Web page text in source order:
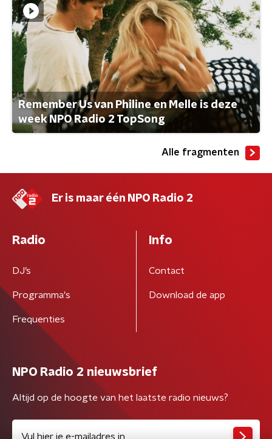
Remember Us van Philine en Melle is deze
week NPO Radio 2 TopSong
Alle fragmenten
Er is maar één NPO Radio 2
Radio
DJ’s
Programma's
Frequenties
Info
Contact
Download de app
NPO Radio 2 nieuwsbrief
Altijd op de hoogte van het laatste radio nieuws?